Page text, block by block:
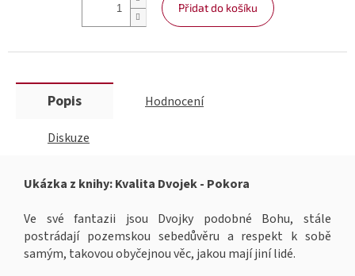
Přidat do košíku
Popis Hodnocení
Diskuze
Ukázka z knihy: Kvalita Dvojek - Pokora
Ve své fantazii jsou Dvojky podobné Bohu, stále
postrádají pozemskou sebedůvěru a respekt k sobě
samým, takovou obyčejnou věc, jakou mají jiní lidé.